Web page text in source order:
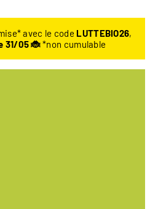
avec le code LUTTEBIO26,
31/05 🐞*non cumulable